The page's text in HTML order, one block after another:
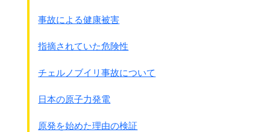
と共に、
ち上げる計画を優先的に検討するよう提案したい。
1968年には内閣調査室は極秘報告書を提出しました。
をふまえて、日本がプルトニウム原爆を少数製造することは
また、1968年11月20日付の外交政策企画委員会議事録には
事故による健康被害
指摘されていた危険性
チェルノブイリ事故について
日本の原子力発電
原発を始めた理由の検証